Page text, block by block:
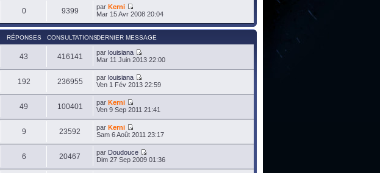
0 9399 par Kerni
Mar 15 Avr 2008 20:04
RÉPONSES CONSULTATIONSDERNIER MESSAGE
43 416141 par louisiana
Mar 11 Juin 2013 22:00
192 236955 par louisiana
Ven 1 Fév 2013 22:59
49 100401 par Kerni
Ven 9 Sep 2011 21:41
9 23592 par Kerni
Sam 6 Août 2011 23:17
6 20467 par Doudouce
Dim 27 Sep 2009 01:36